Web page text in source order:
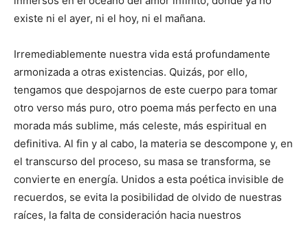
existe ni el ayer, ni el hoy, ni el mañana.
Irremediablemente nuestra vida está profundamente
armonizada a otras existencias. Quizás, por ello,
tengamos que despojarnos de este cuerpo para tomar
otro verso más puro, otro poema más perfecto en una
morada más sublime, más celeste, más espiritual en
definitiva. Al fin y al cabo, la materia se descompone y, en
el transcurso del proceso, su masa se transforma, se
convierte en energía. Unidos a esta poética invisible de
recuerdos, se evita la posibilidad de olvido de nuestras
raíces, la falta de consideración hacia nuestros